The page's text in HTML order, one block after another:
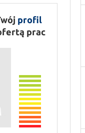
koleżance
profil
prac